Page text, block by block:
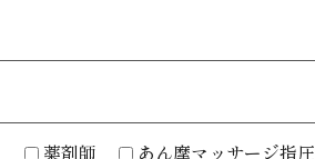
薬剤師 あん摩マッサージ指